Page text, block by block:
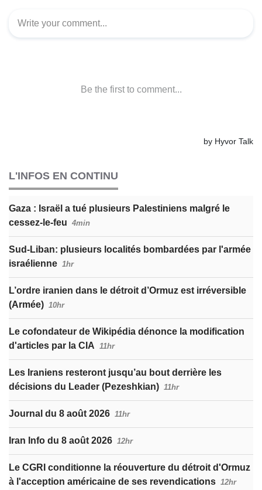
L'INFOS EN CONTINU
Gaza : Israël a tué plusieurs Palestiniens malgré le
cessez-le-feu 4min
Sud-Liban: plusieurs localités bombardées par l'armée
israélienne 1hr
L’ordre iranien dans le détroit d’Ormuz est irréversible
(Armée) 10hr
Le cofondateur de Wikipédia dénonce la modification
d'articles par la CIA 11hr
Les Iraniens resteront jusqu’au bout derrière les
décisions du Leader (Pezeshkian) 11hr
Journal du 8 août 2026 11hr
Iran Info du 8 août 2026 12hr
Le CGRI conditionne la réouverture du détroit d'Ormuz
à l'acception américaine de ses revendications 12hr